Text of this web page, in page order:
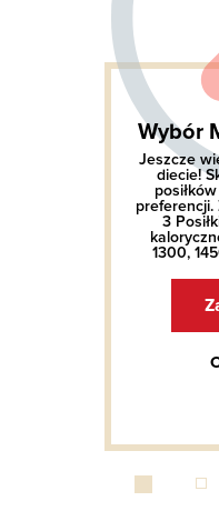
Wybór
Jeszcze
diecie!
preferencji.
3
1300,